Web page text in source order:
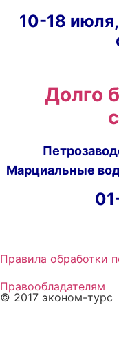
10-18
Долго
Марциальные
Правила обработки
Правообладателям
© 2017 эконом-турс